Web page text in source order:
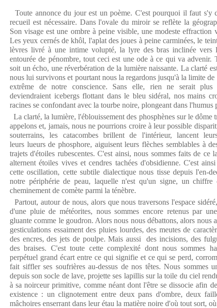
Toute annonce du jour est un poème. C'est pourquoi il faut s'y
recueil est nécessaire. Dans l'ovale du miroir se reflète la
Son visage est une ombre à peine visible, une modeste effraction
Les yeux cernés de khôl, l'aplat des joues à peine carminées, le
lèvres livré à une intime volupté, la lyre des bras inclinée vers
entourée de pénombre, tout ceci est une ode à ce qui va advenir.
soit un écho, une réverbération de la lumière naissante. La clarté
nous lui survivons et pourtant nous la regardons jusqu'à la limite
extrême de notre conscience. Sans elle, rien ne serait plus
deviendraient icebergs flottant dans le bleu sidéral, nos mains
racines se confondant avec la tourbe noire, plongeant dans l'humus
La clarté, la lumière, l'éblouissement des phosphènes sur le dôme
appelons et, jamais, nous ne pourrions croire à leur possible
souterrains, les catacombes brillent de l'intérieur, lancent
leurs lueurs de phosphore, aiguisent leurs flèches semblables à
trajets d'étoiles rubescentes. C'est ainsi, nous sommes faits de ce
alternent étoiles vives et cendres tachées d'obsidienne. C'est
cette oscillation, cette subtile dialectique nous tisse depuis l'en-
notre périphérie de peau, laquelle n'est qu'un signe, un
cheminement de comète parmi la ténèbre.
Partout, autour de nous, alors que nous traversons l'espace
d'une pluie de météorites, nous sommes encore retenus par
gluante comme le goudron. Alors nous nous débattons, alors nous
gesticulations essaiment des pluies lourdes, des meutes de
des encres, des jets de poulpe. Mais aussi des incisions, des
des braises. C'est toute cette complexité dont nous sommes
perpétuel grand écart entre ce qui signifie et ce qui se perd,
fait siffler ses soufrières au-dessus de nos têtes. Nous sommes
depuis son socle de lave, projette ses lapillis sur la toile du ciel
à sa noirceur primitive, comme néant dont l'être se dissocie afin
existence : un clignotement entre deux pans d'ombre, deux
mâchoires enserrant dans leur étau la matière noire d'où tout sort,